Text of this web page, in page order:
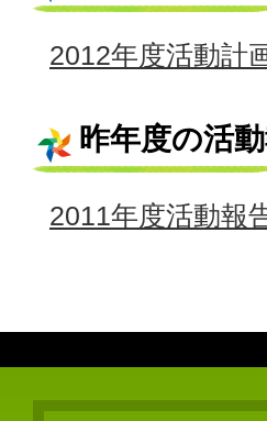
2012年度活動計
昨年度の活
2011年度活動報